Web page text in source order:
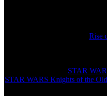
Rise
STAR
STAR WARS Knights of the